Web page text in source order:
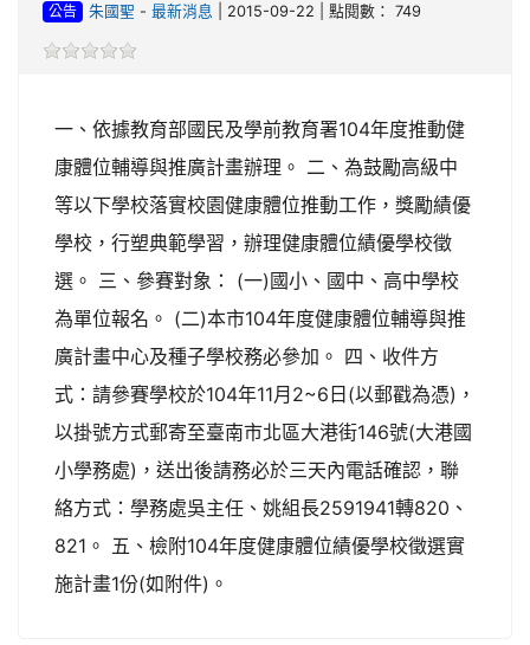
公告 朱國聖 - 最新消息 | 2015-09-22 | 點閱數： 749
一、依據教育部國民及學前教育署104年度推動健
康體位輔導與推廣計畫辦理。 二、為鼓勵高級中
等以下學校落實校園健康體位推動工作，獎勵績優
學校，行塑典範學習，辦理健康體位績優學校徵
選。 三、參賽對象： (一)國小、國中、高中學校
為單位報名。 (二)本市104年度健康體位輔導與推
廣計畫中心及種子學校務必參加。 四、收件方
式：請參賽學校於104年11月2~6日(以郵戳為憑)，
以掛號方式郵寄至臺南市北區大港街146號(大港國
小學務處)，送出後請務必於三天內電話確認，聯
絡方式：學務處吳主任、姚組長2591941轉820、
821。 五、檢附104年度健康體位績優學校徵選實
施計畫1份(如附件)。